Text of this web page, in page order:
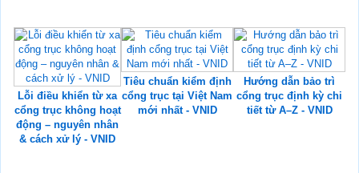
Lỗi điều khiển từ xa
cổng trục không hoạt
động – nguyên nhân
& cách xử lý - VNID
Tiêu chuẩn kiểm định
cổng trục tại Việt Nam
mới nhất - VNID
Hướng dẫn bảo trì
cổng trục định kỳ chi
tiết từ A–Z - VNID